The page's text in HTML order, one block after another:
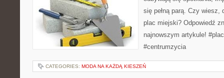
się pełną parą. Czy wiesz,
plac miejski? Odpowiedź
najnowszym artykule!
#centrumzycia
CATEGORIES: MODA NA KAŻDĄ KIESZEŃ